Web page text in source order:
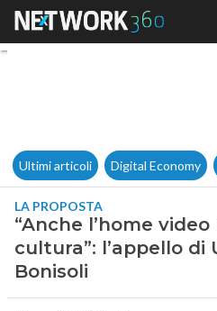
Ultimi articoli Digital Economy
LA PROPOSTA
“Anche l’home
cultura”: l’appello di
Bonisoli